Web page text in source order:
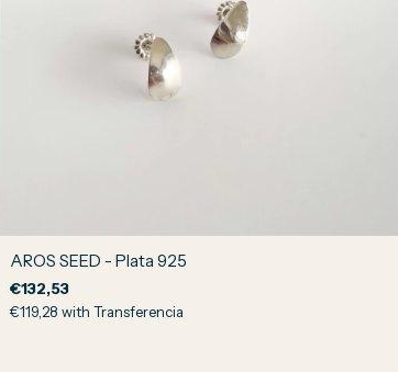
AROS SEED - Plata 925
€132,53
€119,28 with Transferencia